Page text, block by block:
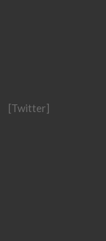
[Twitter]